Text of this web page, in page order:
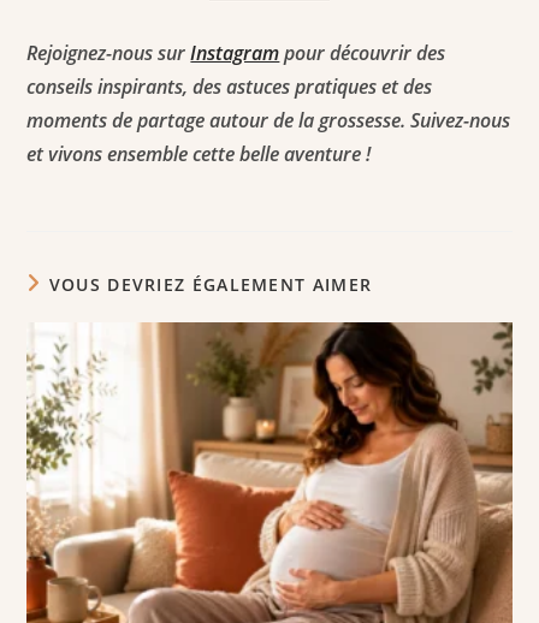
Rejoignez-nous surInstagrampour découvrir des
conseils inspirants, des astuces pratiques et des
moments de partage autour de la grossesse. Suivez-nous
et vivons ensemble cette belle aventure !
VOUS DEVRIEZ ÉGALEMENT AIMER